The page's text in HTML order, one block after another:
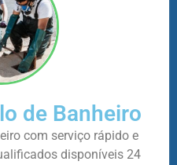
de Banheiro
com serviço rápido e
disponíveis 24